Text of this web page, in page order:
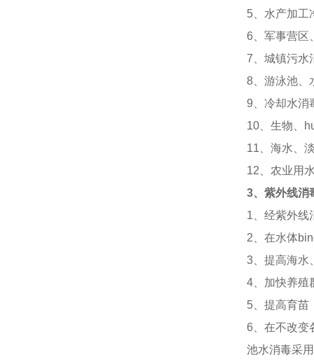
5、水产加工
6 、军事营
7 、城镇污
8、游泳池、
9 、冷却水
10、生物、
11 、海水、
12 、农业用
3、紫外线消
1
经紫外线
2
在水体
3、 提高海水
4、 加快养殖
5、 提高育苗
6
在不改变
池水消毒采